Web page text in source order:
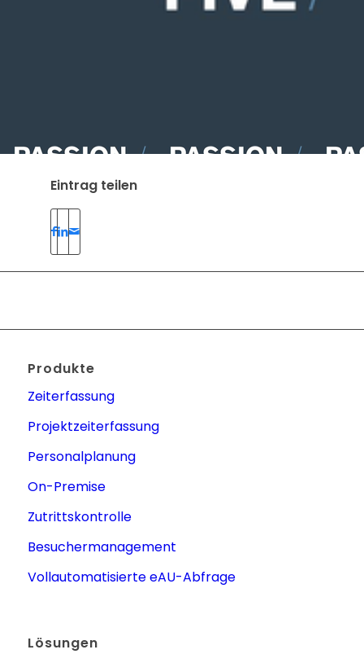
Eintrag teilen
Produkte
Zeiterfassung
Projektzeiterfassung
Personalplanung
On-Premise
Zutrittskontrolle
Besuchermanagement
Vollautomatisierte eAU-Abfrage
Lösungen